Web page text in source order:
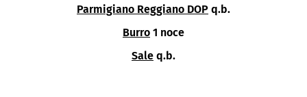
Parmigiano Reggiano DOP q.b.
Burro 1 noce
Sale q.b.